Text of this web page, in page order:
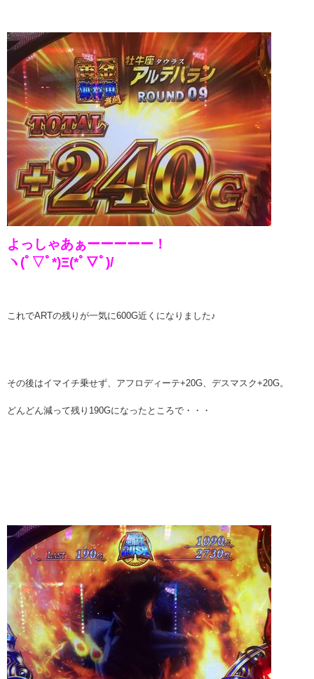
よっしゃあぁーーーーー！
ヽ(ﾟ▽ﾟ*)Ξ(*ﾟ▽ﾟ)/
これでARTの残りが一気に600G近くになりました♪
その後はイマイチ乗せず、アフロディーテ+20G、デスマスク+20G。
どんどん減って残り190Gになったところで・・・